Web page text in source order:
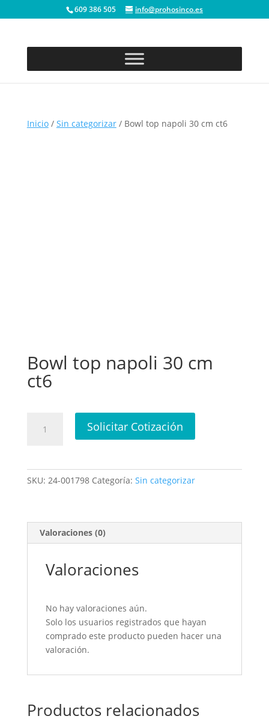
609 386 505 info@prohosinco.es
Inicio/ Sin categorizar/ Bowl top napoli 30 cm ct6
Bowl top napoli 30 cm
ct6
Solicitar Cotización
SKU: 24-001798 Categoría: Sin categorizar
Valoraciones (0)
Valoraciones
No hay valoraciones aún.
Solo los usuarios registrados que hayan
comprado este producto pueden hacer una
valoración.
Productos relacionados